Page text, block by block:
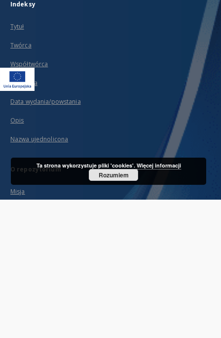
Indeksy
Tytuł
Twórca
Współtwórca
Wydawca
Data wydania/powstania
Opis
Nazwa ujednolicona
O repozytorium
Misja
Ta strona wykorzystuje pliki 'cookies'. Więcej informacji
Rozumiem